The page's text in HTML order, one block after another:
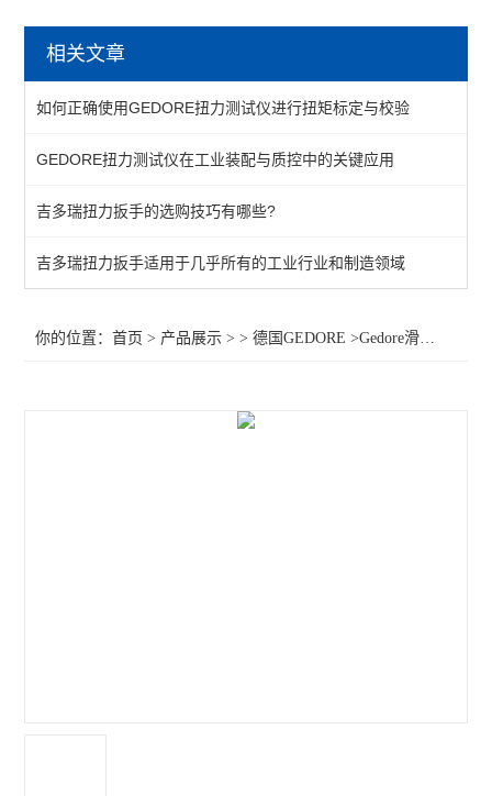
延长杆
棘轮头
动态扭矩测试仪
扭力测试仪
接地螺柱扳手
相关文章
如何正确使用GEDORE扭力测试仪进行扭矩标定与校验
GEDORE扭力测试仪在工业装配与质控中的关键应用
吉多瑞扭力扳手的选购技巧有哪些?
吉多瑞扭力扳手适用于几乎所有的工业行业和制造领域
你的位置：首页 > 产品展示 > >德国GEDORE >Gedore滑转扭力扳手011055 Gedore滑转扭力扳手TSN125 扭力扳手TSN